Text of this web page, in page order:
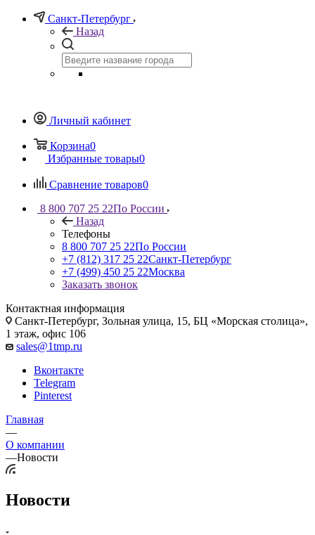
Санкт-Петербург
Назад
Личный кабинет
Корзина0
Избранные товары0
Сравнение товаров0
8 800 707 25 22По России
Назад
Телефоны
8 800 707 25 22По России
+7 (812) 317 25 22Санкт-Петербург
+7 (499) 450 25 22Москва
Заказать звонок
Контактная информация
Санкт-Петербург, Зольная улица, 15, БЦ «Морская столица»,
1 этаж, офис 106
sales@1tmp.ru
Вконтакте
Telegram
Pinterest
Главная
—
О компании
—Новости
Новости